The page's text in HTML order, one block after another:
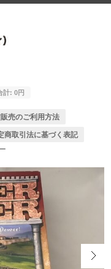
計: 0円
売のご利用方法
商取引法に基づく表記